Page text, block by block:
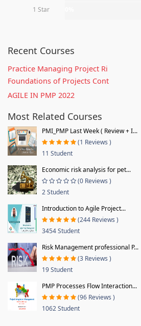
1 Star
Recent Courses
Practice Managing Project Ri
Foundations of Projects Cont
AGILE IN PMP 2022
Most Related Courses
PMI_PMP Last Week ( Review + I...
(1 Reviews )
11 Student
Economic risk analysis for pet...
(0 Reviews )
2 Student
Introduction to Agile Project...
(244 Reviews )
3454 Student
Risk Management professional P...
(3 Reviews )
19 Student
PMP Processes Flow Interaction...
(96 Reviews )
1062 Student